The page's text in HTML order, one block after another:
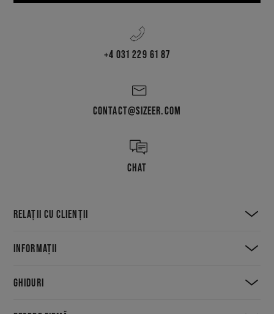
+4 031 229 61 87
CONTACT@SIZEER.COM
CHAT
RELAȚII CU CLIENȚII
INFORMAȚII
GHIDURI